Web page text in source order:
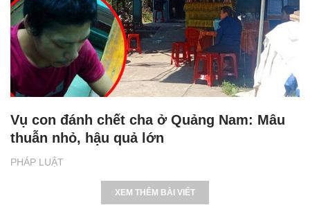
PHÁP LUẬT
Vụ con đánh chết cha ở Quảng Nam: Mâu
thuẫn nhỏ, hậu quả lớn
XEM THÊM BÀI VIẾT